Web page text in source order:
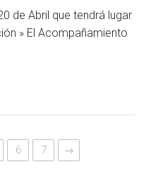
de Abril que tendrá lugar
» El Acompañamiento
6 7 →